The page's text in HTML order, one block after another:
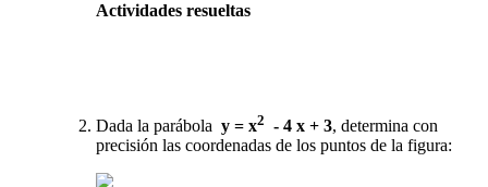
Actividades resueltas
Dada la parábola y = x2 - 4 x + 3, determina con
precisión las coordenadas de los puntos de la figura: